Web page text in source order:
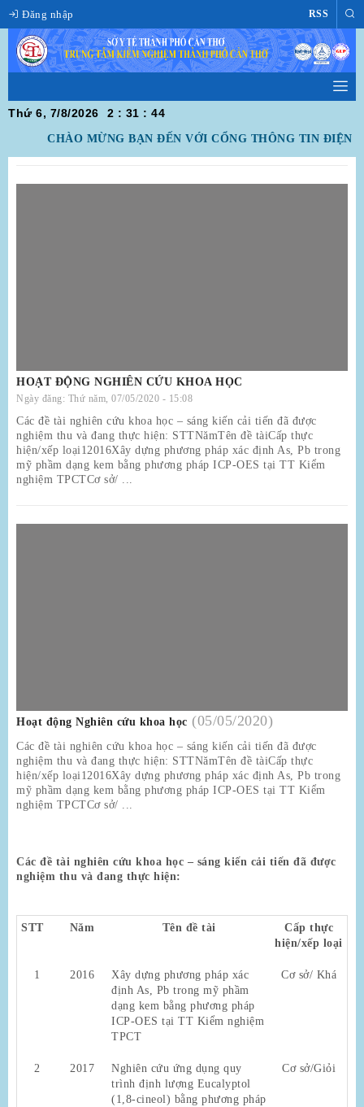
Đăng nhập RSS
Thứ 6, 7/8/2026 2 : 31 : 44
CHÀO MỪNG BẠN ĐẾN VỚI CỔNG THÔNG TIN ĐIỆN
HOẠT ĐỘNG NGHIÊN CỨU KHOA HỌC
Ngày đăng: Thứ năm, 07/05/2020 - 15:08
Các đề tài nghiên cứu khoa học – sáng kiến cải tiến đã được
nghiệm thu và đang thực hiện: STTNămTên đề tàiCấp thực
hiện/xếp loại12016Xây dựng phương pháp xác định As, Pb trong
mỹ phầm dạng kem bằng phương pháp ICP-OES tại TT Kiểm
nghiệm TPCTCơ sở/ ...
Hoạt động Nghiên cứu khoa học (05/05/2020)
Các đề tài nghiên cứu khoa học – sáng kiến cải tiến đã được
nghiệm thu và đang thực hiện: STTNămTên đề tàiCấp thực
hiện/xếp loại12016Xây dựng phương pháp xác định As, Pb trong
mỹ phầm dạng kem bằng phương pháp ICP-OES tại TT Kiểm
nghiệm TPCTCơ sở/ ...
Các đề tài nghiên cứu khoa học – sáng kiến cải tiến đã được
nghiệm thu và đang thực hiện:
STT Năm Tên đề tài
Cấp thực
hiện/xếp loại
1 2016
Xây dựng phương pháp xác
định As, Pb trong mỹ phầm
dạng kem bằng phương pháp
ICP-OES tại TT Kiểm nghiệm
TPCT
Cơ sở/ Khá
2 2017
Nghiên cứu ứng dụng quy
trình định lượng Eucalyptol
(1,8-cineol) bằng phương pháp
Cơ sở/Giỏi